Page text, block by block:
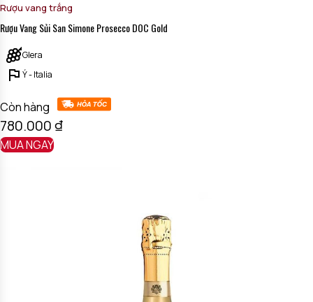
Rượu vang trắng
Rượu Vang Sủi San Simone Prosecco DOC Gold
Glera
Ý - Italia
Còn hàng
780.000₫
MUA NGAY